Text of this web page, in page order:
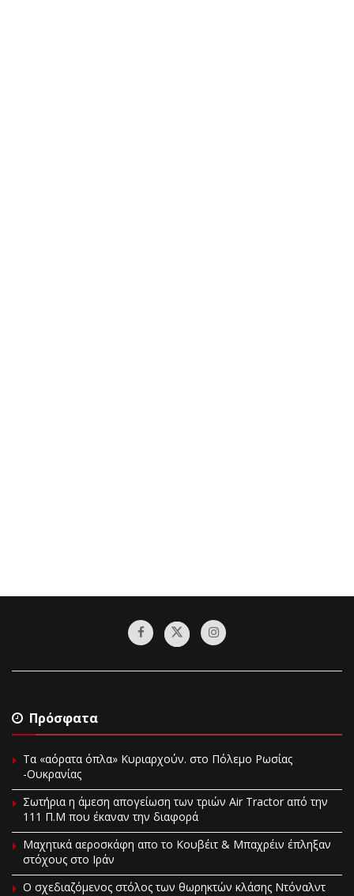
Πρόσφατα
Τα «αόρατα όπλα» Κυριαρχούν. στο Πόλεμο Ρωσίας
-Ουκρανίας
Σωτήρια η άμεση απογείωση των τριών Air Tractor από την
111 Π.M που έκαναν την διαφορά
Mαχητικά αεροσκάφη απο το Κουβέιτ & Μπαχρέιν έπληξαν
στόχους στο Ιράν
Ο σχεδιαζόμενος στόλος των θωρηκτών κλάσης Ντόναλντ